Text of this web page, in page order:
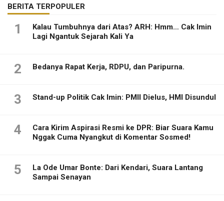
BERITA TERPOPULER
1
Kalau Tumbuhnya dari Atas? ARH: Hmm… Cak Imin
Lagi Ngantuk Sejarah Kali Ya
2 Bedanya Rapat Kerja, RDPU, dan Paripurna.
3 Stand-up Politik Cak Imin: PMII Dielus, HMI Disundul
4
Cara Kirim Aspirasi Resmi ke DPR: Biar Suara Kamu
Nggak Cuma Nyangkut di Komentar Sosmed!
5
La Ode Umar Bonte: Dari Kendari, Suara Lantang
Sampai Senayan